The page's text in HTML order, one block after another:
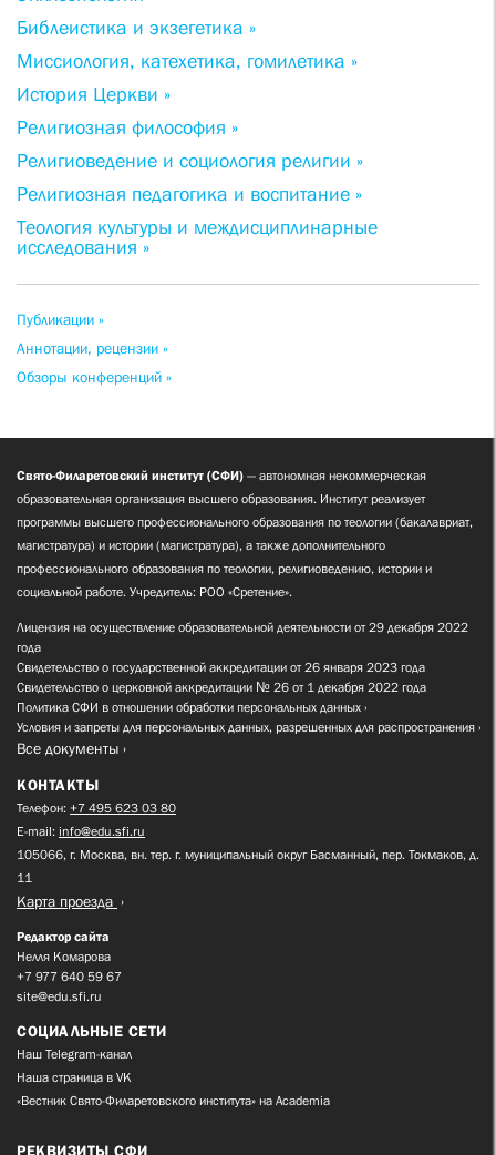
Библеистика и экзегетика »
Миссиология, катехетика, гомилетика »
История Церкви »
Религиозная философия »
Религиоведение и социология религии »
Религиозная педагогика и воспитание »
Теология культуры и междисциплинарные
исследования »
Публикации »
Аннотации, рецензии »
Обзоры конференций »
Свято-Филаретовский институт (СФИ) — автономная некоммерческая
образовательная организация высшего образования. Институт реализует
программы высшего профессионального образования по теологии (бакалавриат,
магистратура) и истории (магистратура), а также дополнительного
профессионального образования по теологии, религиоведению, истории и
социальной работе. Учредитель: РОО «Сретение».
Лицензия на осуществление образовательной деятельности от 29 декабря 2022
года
Свидетельство о государственной аккредитации от 26 января 2023 года
Свидетельство о церковной аккредитации № 26 от 1 декабря 2022 года
Политика СФИ в отношении обработки персональных данных
Условия и запреты для персональных данных, разрешенных для распространения
Все документы
КОНТАКТЫ
Телефон: +7 495 623 03 80
E-mail: info@edu.sfi.ru
105066, г. Москва, вн. тер. г. муниципальный округ Басманный, пер. Токмаков, д.
11
Карта проезда
Редактор сайта
Нелля Комарова
+7 977 640 59 67
site@edu.sfi.ru
СОЦИАЛЬНЫЕ СЕТИ
Наш Telegram-канал
Наша страница в VK
«Вестник Свято-Филаретовского института» на Academia
РЕКВИЗИТЫ СФИ